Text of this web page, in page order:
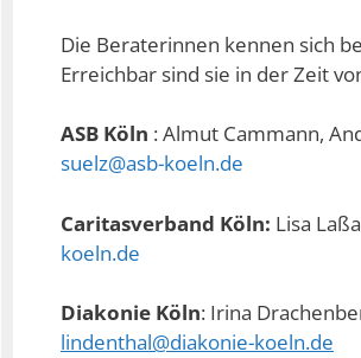
Die Beraterinnen kennen sich
Erreichbar sind sie in der Zeit
ASB Köln : Almut Cammann,
suelz@asb-koeln.de
Caritasverband Köln: Lisa
koeln.de
Diakonie Köln: Irina
lindenthal@diakonie-koeln.de